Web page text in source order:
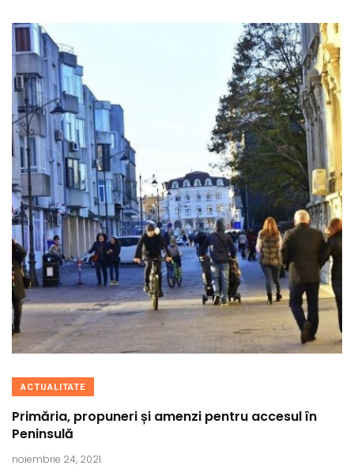
ACTUALITATE
Primăria, propuneri și amenzi pentru accesul în
Peninsulă
noiembrie 24, 2021